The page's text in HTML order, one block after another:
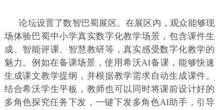
论坛设置了数智巴蜀展区。在展区内，观众能够现
场体验巴蜀中小学真实数字化教学场景，包含课件生
成、智能评课、智慧教研等，真实感受数字化教学的
魅力。例如在备课场景，使用希沃AI备课，能够快速
生成课文教学提纲，并根据教学需求自动生成课件。
结合希沃学生平板，教师也可以同时将课前设计好的
多角色探究任务下发，一键下发多角色AI助手，引导